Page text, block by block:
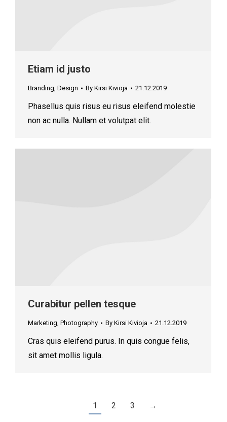
Etiam id justo
Branding, Design By Kirsi Kivioja 21.12.2019
Phasellus quis risus eu risus eleifend molestie
non ac nulla. Nullam et volutpat elit.
Curabitur pellen tesque
Marketing, Photography By Kirsi Kivioja 21.12.2019
Cras quis eleifend purus. In quis congue felis,
sit amet mollis ligula.
1 2 3 →